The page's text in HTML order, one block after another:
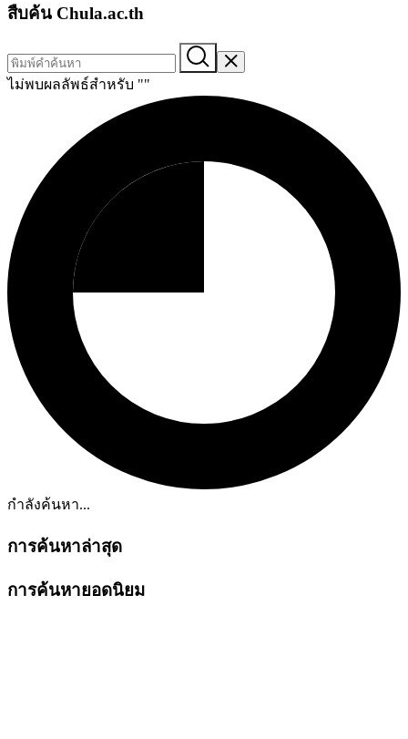
สืบค้น Chula.ac.th
ไม่พบผลลัพธ์สำหรับ ""
กำลังค้นหา...
การค้นหาล่าสุด
การค้นหายอดนิยม